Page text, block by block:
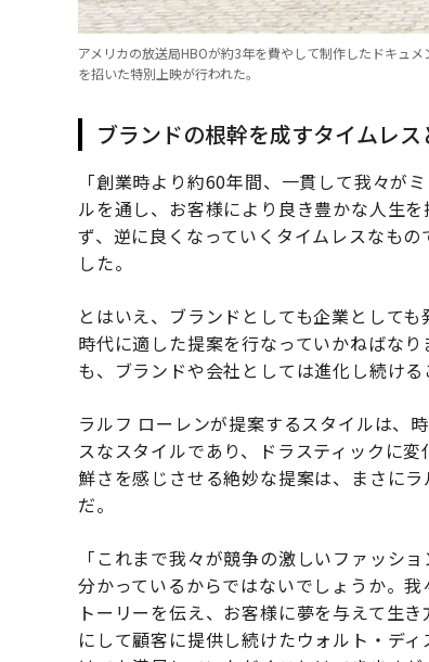
アメリカの放送局HBOが約3年を費やして制作したドキュ
を招いた特別上映が行われた。
ブランドの根幹を成すタイムレ
「創業時より約60年間、一貫して我々が
ルを通し、お客様により良き豊かな人生
ず、逆に良くなっていくタイムレスなも
した。
とはいえ、ブランドとしても企業として
時代に適した提案を行なっていかねばな
も、ブランドや会社としては進化し続ける
ラルフ ローレンが提案するスタイルは、
スなスタイルであり、ドラスティックに
鮮さを感じさせる絶妙な提案は、まさに
だ。
「これまで我々が競争の激しいファッシ
分かっているからではないでしょうか。
トーリーを伝え、お客様に夢を与えて生
にして顧客に提供し続けたウォルト・デ